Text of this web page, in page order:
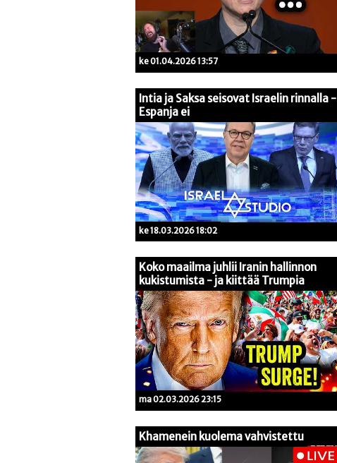
ke 01.04.2026 13:57
Intia ja Saksa seisovat Israelin rinnalla -
Espanja ei
ke 18.03.2026 18:02
Koko maailma juhlii Iranin hallinnon
kukistumista - ja kiittää Trumpia
ma 02.03.2026 23:15
Khamenein kuolema vahvistettu